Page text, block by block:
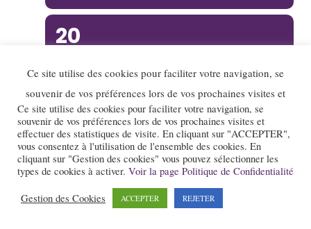
20
Donzère
20
AOÛ
Carmen Bradford Quartet
Annecy
21
Ce site utilise des cookies pour faciliter votre navigation, se
souvenir de vos préférences lors de vos prochaines visites et
Ce site utilise des cookies pour faciliter votre navigation, se
souvenir de vos préférences lors de vos prochaines visites et
effectuer des statistiques de visite. En cliquant sur "ACCEPTER",
vous consentez à l'utilisation de l'ensemble des cookies. En
cliquant sur "Gestion des cookies" vous pouvez sélectionner les
types de cookies à activer. Voir la page Politique de Confidentialité
Gestion des Cookies ACCEPTER REJETER